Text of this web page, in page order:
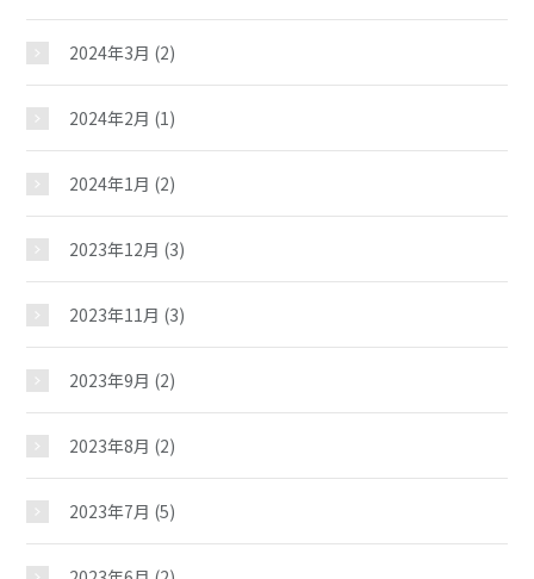
大野町児童館
おしらせ
じどうかんだより
イベント
スケジュール
2024年3月 (2)
2024年2月 (1)
2024年1月 (2)
2023年12月 (3)
2023年11月 (3)
2023年9月 (2)
2023年8月 (2)
2023年7月 (5)